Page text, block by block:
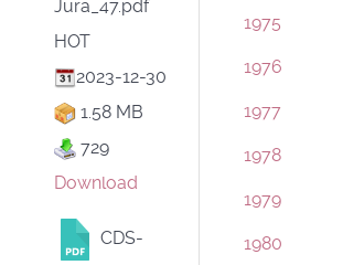
1975
1976
1977
1978
1979
1980
Jura_47.pdf
HOT
2023-12-30
1.58 MB
729
Download
CDS-